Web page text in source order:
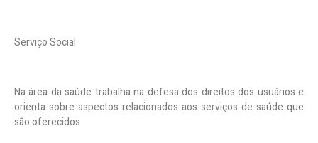
Serviço Social
Na área da saúde trabalha na defesa dos direitos dos usuários e
orienta sobre aspectos relacionados aos serviços de saúde que
são oferecidos